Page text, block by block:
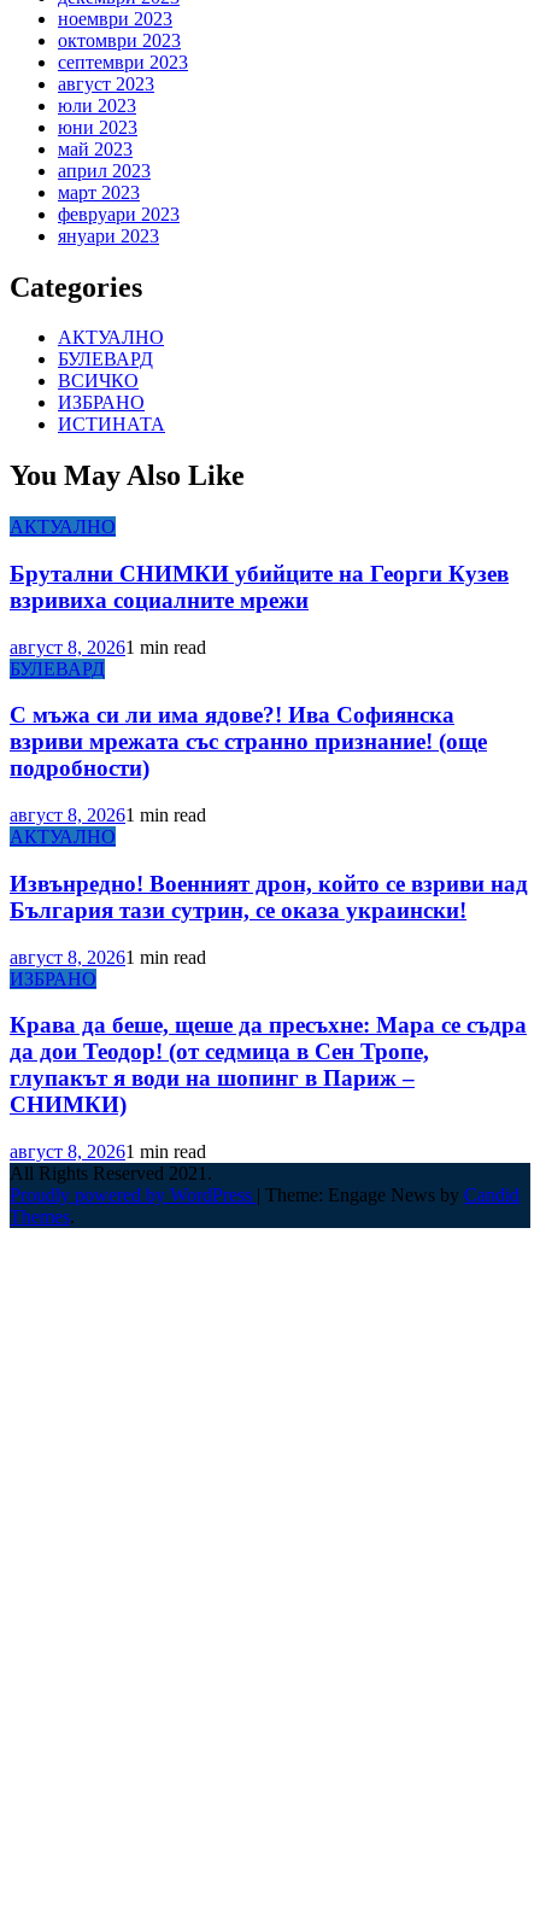
ноември 2023
октомври 2023
септември 2023
август 2023
юли 2023
юни 2023
май 2023
април 2023
март 2023
февруари 2023
януари 2023
Categories
АКТУАЛНО
БУЛЕВАРД
ВСИЧКО
ИЗБРАНО
ИСТИНАТА
You May Also Like
АКТУАЛНО
Брутални СНИМКИ убийците на Георги Кузев
взривиха социалните мрежи
август 8, 20261 min read
БУЛЕВАРД
С мъжа си ли има ядове?! Ива Софиянска
взриви мрежата със странно признание! (още
подробности)
август 8, 20261 min read
АКТУАЛНО
Извънредно! Военният дрон, който се взриви над
България тази сутрин, се оказа украински!
август 8, 20261 min read
ИЗБРАНО
Крава да беше, щеше да пресъхне: Мара се съдра
да дои Теодор! (от седмица в Сен Тропе,
глупакът я води на шопинг в Париж –
СНИМКИ)
август 8, 20261 min read
All Rights Reserved 2021.
Proudly powered by WordPress | Theme: Engage News by Candid
Themes.